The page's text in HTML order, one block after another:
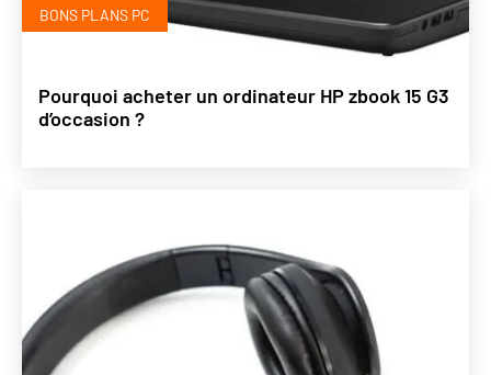
BONS PLANS PC
Pourquoi acheter un ordinateur HP zbook 15 G3
d’occasion ?